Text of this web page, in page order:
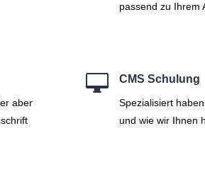
passend zu Ihrem
aber
 CMS Schulung
Spezialisiert
und wie wir Ihnen